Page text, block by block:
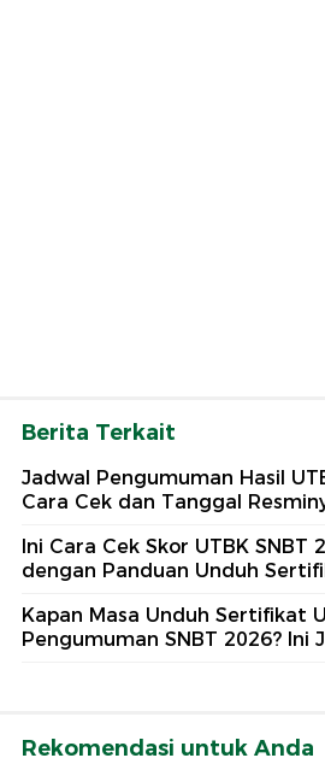
Berita Terkait
Jadwal Pengumuman Hasil
Cara Cek dan Tanggal
Ini Cara Cek Skor UTBK SNBT
dengan Panduan Unduh
Kapan Masa Unduh Sertifikat
Pengumuman SNBT 2026? Ini
Rekomendasi untuk Anda